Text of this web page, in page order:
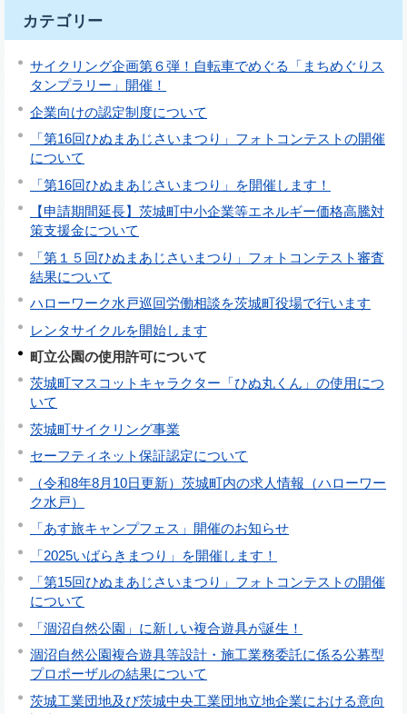
カテゴリー
サイクリング企画第６弾！自転車でめぐる「まちめぐりス
タンプラリー」開催！
企業向けの認定制度について
「第16回ひぬまあじさいまつり」フォトコンテストの開催
について
「第16回ひぬまあじさいまつり」を開催します！
【申請期間延長】茨城町中小企業等エネルギー価格高騰対
策支援金について
「第１５回ひぬまあじさいまつり」フォトコンテスト審査
結果について
ハローワーク水戸巡回労働相談を茨城町役場で行います
レンタサイクルを開始します
町立公園の使用許可について
茨城町マスコットキャラクター「ひぬ丸くん」の使用につ
いて
茨城町サイクリング事業
セーフティネット保証認定について
（令和8年8月10日更新）茨城町内の求人情報（ハローワー
ク水戸）
「あす旅キャンプフェス」開催のお知らせ
「2025いばらきまつり」を開催します！
「第15回ひぬまあじさいまつり」フォトコンテストの開催
について
「涸沼自然公園」に新しい複合遊具が誕生！
涸沼自然公園複合遊具等設計・施工業務委託に係る公募型
プロポーザルの結果について
茨城工業団地及び茨城中央工業団地立地企業における意向